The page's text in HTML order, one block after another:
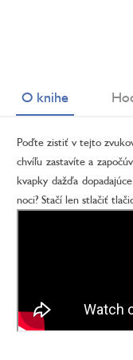
O knihe
Poďte zistiť v tejto
chvíľu zastavíte a
kvapky dažďa
noci? Stačí len stlačiť